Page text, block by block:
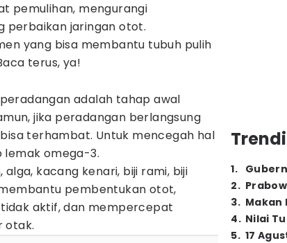
pemulihan, mengurangi
perbaikan jaringan otot.
yang bisa membantu tubuh pulih
terus, ya!
adalah tahap awal
jika peradangan berlangsung
terhambat. Untuk mencegah hal
lemak omega-3.
kacang kenari, biji rami, biji
pembentukan otot,
aktif, dan mempercepat
otak.
1.
2.
3. Makan
4. Nilai
5. 17